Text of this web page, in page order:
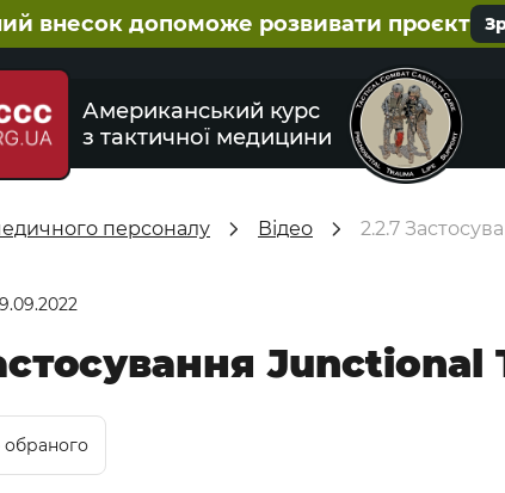
внесок допоможе розвивати проєкт
Американський курс
з тактичної медицини
персоналу Відео 2.2.7
Junctional